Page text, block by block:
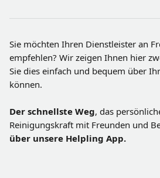
Sie möchten Ihren Dienstleister an
empfehlen? Wir zeigen Ihnen hier
Sie dies einfach und bequem über
können.
Der schnellste Weg, das
Reinigungskraft mit Freunden und
über unsere Helpling App.